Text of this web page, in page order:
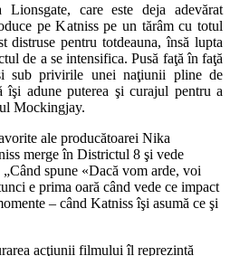
care este deja adevărat
pe Katniss pe un tărâm cu totul
distruse pentru totdeauna, însă lupta
de a se intensifica. Pusă faţă în faţă
sub privirile unei naţiunii pline de
îşi adune puterea şi curajul pentru a
Mockingjay.
ale producătoarei Nika
merge în Districtul 8 şi vede
spune «Dacă vom arde, voi
e prima oară când vede ce impact
– când Katniss îşi asumă ce şi
acţiunii filmului îl reprezintă